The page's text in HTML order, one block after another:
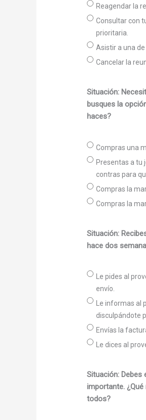
Reagendar la
Consultar con
prioritaria.
Asistir a una
Cancelar la
Situación:
busques la
haces?
Compras una
Presentas a tu
contras para
Compras la
Compras la
Situación:
hace dos
Le pides al
envío.
Le informas
disculpándote
Envías la
Le dices al
Situación:
importante.
todos?